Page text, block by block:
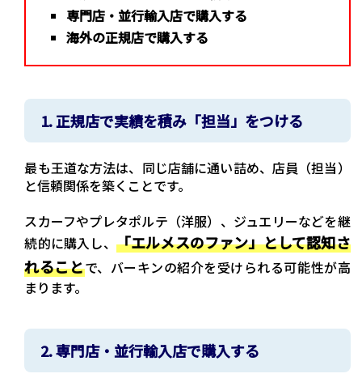
専門店・並行輸入店で購入する
海外の正規店で購入する
1. 正規店で実績を積み「担当」をつける
最も王道な方法は、同じ店舗に通い詰め、店員（担当）
と信頼関係を築くことです。
スカーフやプレタポルテ（洋服）、ジュエリーなどを継
続的に購入し、 「エルメスのファン」として認知さ
れることで、バーキンの紹介を受けられる可能性が高
まります。
2. 専門店・並行輸入店で購入する